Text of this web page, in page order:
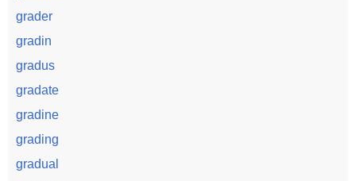
grader
gradin
gradus
gradate
gradine
grading
gradual